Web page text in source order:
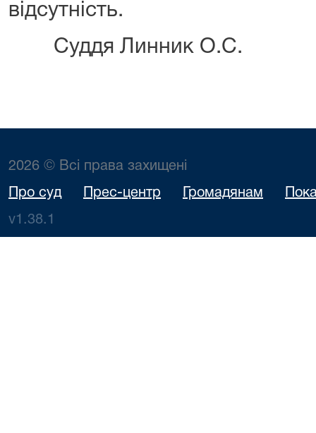
відсутність.
Суддя Линник О.С.
2026 © Всі права захищені
Про суд Прес-центр Громадянам
v1.38.1